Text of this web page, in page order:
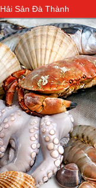
Hải Sản Đà Thành